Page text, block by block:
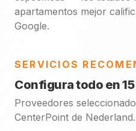
apartamentos mejor
Google.
SERVICIOS
Configura todo en
Proveedores
CenterPoint de Nederland.